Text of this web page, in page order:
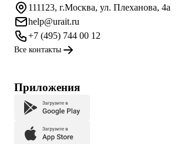
111123, г.Москва, ул. Плеханова, 4а
help@urait.ru
+7 (495) 744 00 12
Все контакты
Приложения